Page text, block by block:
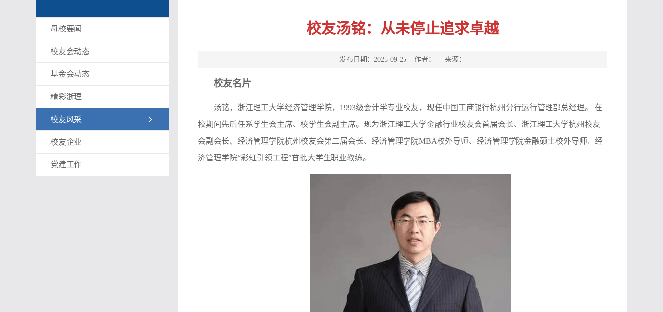
母校要闻
校友会动态
基金会动态
精彩浙理
校友风采
校友企业
党建工作
校友汤铭：从未停止追求卓越
发布日期：2025-09-25 作者： 来源：
校友名片
汤铭，浙江理工大学经济管理学院， 1993级会计学专业校友，现任中国工商银行杭州分行运行管理部总经理。 在
校期间先后任系学生会主席、校学生会副主席。现为浙江理工大学金融行业校友会首届会长、浙江理工大学杭州校友
会副会长、经济管理学院杭州校友会第二届会长、经济管理学院MBA校外导师、经济管理学院金融硕士校外导师、经
济管理学院“彩虹引领工程”首批大学生职业教练。